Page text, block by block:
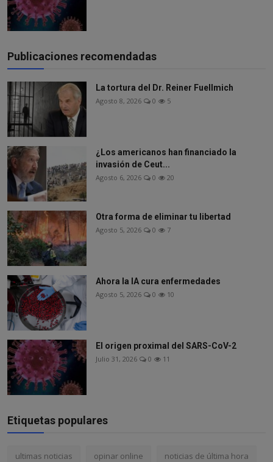
Publicaciones recomendadas
La tortura del Dr. Reiner Fuellmich
Agosto 8, 2026 0 5
¿Los americanos han financiado la
invasión de Ceut...
Agosto 6, 2026 0 20
Otra forma de eliminar tu libertad
Agosto 5, 2026 0 7
Ahora la IA cura enfermedades
Agosto 5, 2026 0 10
El origen proximal del SARS-CoV-2
Julio 31, 2026 0 11
Etiquetas populares
ultimas noticias opinar online noticias de última hora